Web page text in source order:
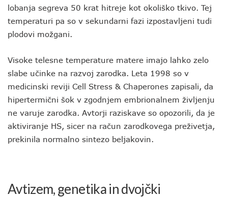
lobanja segreva 50 krat hitreje kot okoliško tkivo. Tej
temperaturi pa so v sekundarni fazi izpostavljeni tudi
plodovi možgani.
Visoke telesne temperature matere imajo lahko zelo
slabe učinke na razvoj zarodka. Leta 1998 so v
medicinski reviji Cell Stress & Chaperones zapisali, da
hipertermični šok v zgodnjem embrionalnem življenju
ne varuje zarodka. Avtorji raziskave so opozorili, da je
aktiviranje HS, sicer na račun zarodkovega preživetja,
prekinila normalno sintezo beljakovin.
Avtizem, genetika in dvojčki